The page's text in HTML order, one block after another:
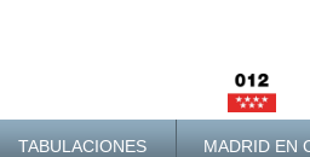
TABULACIONES MADRID EN